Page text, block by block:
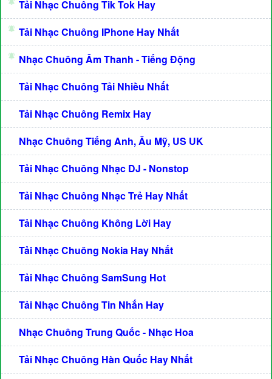
Tải Nhạc Chuông Tik Tok Hay
Tải Nhạc Chuông IPhone Hay Nhất
Nhạc Chuông Âm Thanh - Tiếng Động
Tải Nhạc Chuông Tải Nhiều Nhất
Tải Nhạc Chuông Remix Hay
Nhạc Chuông Tiếng Anh, Âu Mỹ, US UK
Tải Nhạc Chuông Nhạc DJ - Nonstop
Tải Nhạc Chuông Nhạc Trẻ Hay Nhất
Tải Nhạc Chuông Không Lời Hay
Tải Nhạc Chuông Nokia Hay Nhất
Tải Nhạc Chuông SamSung Hot
Tải Nhạc Chuông Tin Nhắn Hay
Nhạc Chuông Trung Quốc - Nhạc Hoa
Tải Nhạc Chuông Hàn Quốc Hay Nhất